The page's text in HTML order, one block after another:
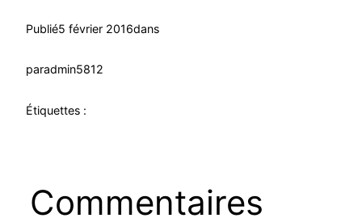
Publié5 février 2016dans
paradmin5812
Étiquettes :
Commentaires